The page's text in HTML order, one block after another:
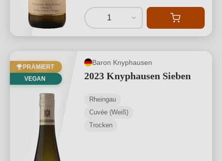
1
PRÄMIERT
VEGAN
Baron Knyphausen
2023 Knyphausen Sieben
Rheingau
Cuvée (Weiß)
Trocken